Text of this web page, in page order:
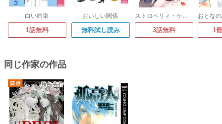
白い約束
1話無料
おいしい関係
無料試し読み
ストロベリィ・ケイク 別マ連載版
3話無料 1
同じ作家の作品